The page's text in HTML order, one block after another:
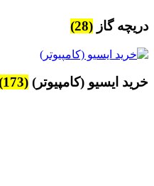
دریچه گاز (28)
خرید ایسیو (کامپیوتر) (173)